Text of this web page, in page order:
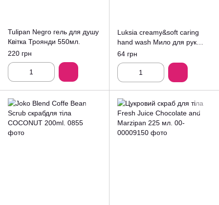
Tulipan Negro гель для душу
Квітка Троянди 550мл.
220 грн
Luksia creamy&soft caring
hand wash Мило для рук
400мл.
64 грн